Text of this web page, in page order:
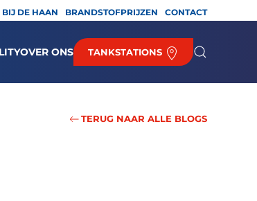
DE HAAN BRANDSTOFPRIJZEN CONTACT
OVER ONS TANKSTATIONS
TERUG NAAR ALLE BLOGS